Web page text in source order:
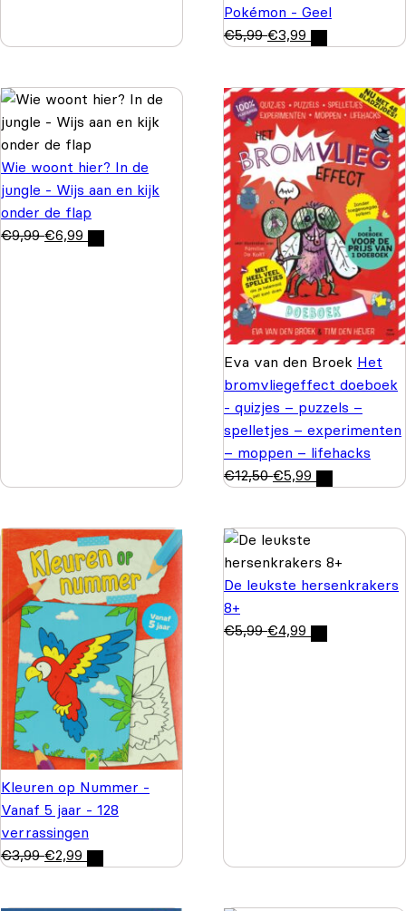
Pokémon - Geel
€5,99 €3,99
Wie woont hier? In de
jungle - Wijs aan en kijk
onder de flap
€9,99 €6,99
Eva van den Broek Het
bromvliegeffect doeboek
- quizjes – puzzels –
spelletjes – experimenten
– moppen – lifehacks
€12,50 €5,99
Kleuren op Nummer -
Vanaf 5 jaar - 128
verrassingen
€3,99 €2,99
De leukste hersenkrakers
8+
€5,99 €4,99